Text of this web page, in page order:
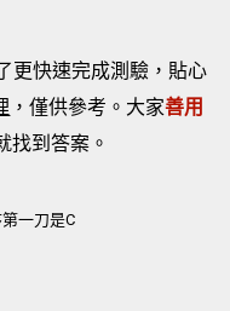
更快速完成測驗，貼心
，僅供參考。大家善用
找到答案。
一刀是C